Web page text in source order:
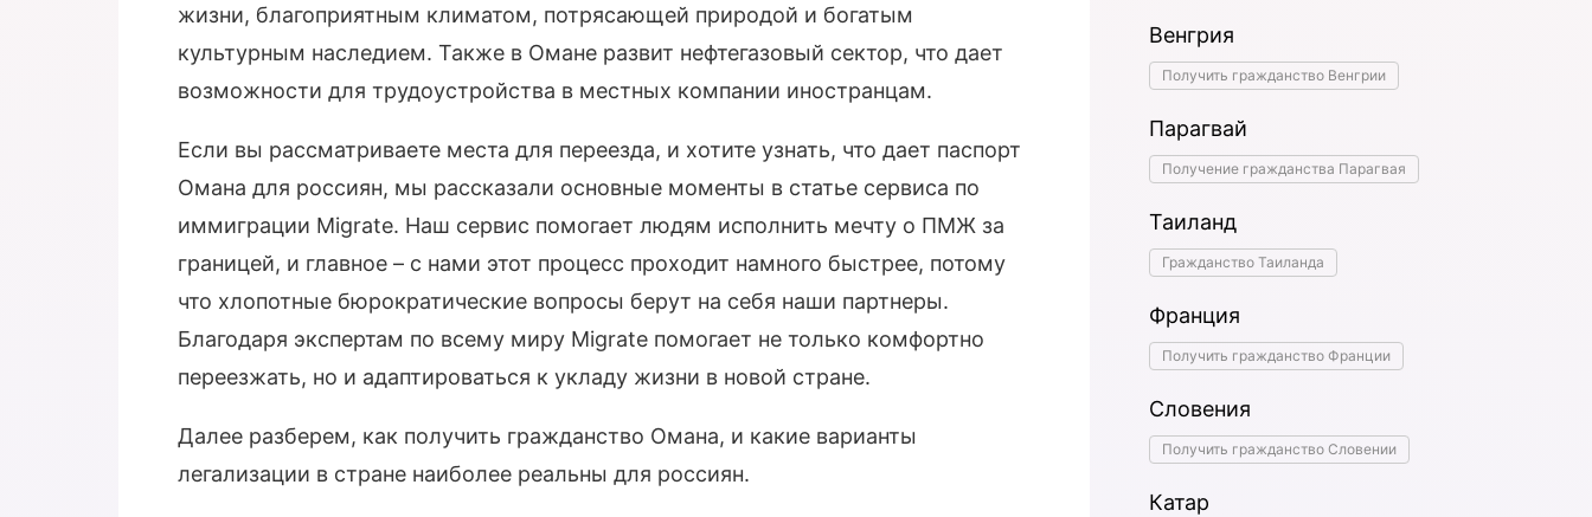
жизни, благоприятным климатом, потрясающей природой и богатым
культурным наследием. Также в Омане развит нефтегазовый сектор, что дает
возможности для трудоустройства в местных компании иностранцам.
Если вы рассматриваете места для переезда, и хотите узнать, что дает паспорт
Омана для россиян, мы рассказали основные моменты в статье сервиса по
иммиграции Migrate. Наш сервис помогает людям исполнить мечту о ПМЖ за
границей, и главное – с нами этот процесс проходит намного быстрее, потому
что хлопотные бюрократические вопросы берут на себя наши партнеры.
Благодаря экспертам по всему миру Migrate помогает не только комфортно
переезжать, но и адаптироваться к укладу жизни в новой стране.
Далее разберем, как получить гражданство Омана, и какие варианты
легализации в стране наиболее реальны для россиян.
Венгрия
Получить гражданство Венгрии
Парагвай
Получение гражданства Парагвая
Таиланд
Гражданство Таиланда
Франция
Получить гражданство Франции
Словения
Получить гражданство Словении
Катар